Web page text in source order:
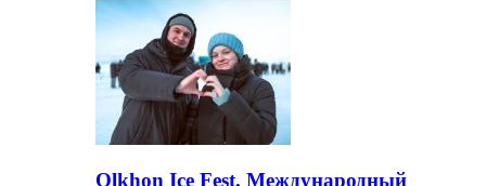
Olkhon Ice Fest. Международный